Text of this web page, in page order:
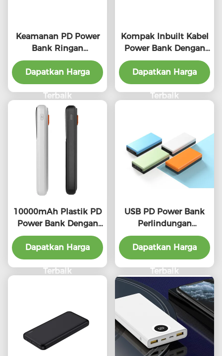
Keamanan PD Power
Bank Ringan
10000mAh Fast
Charging Power Bank
Pengisian
Dapatkan Harga
Terbaik
Kompak Inbuilt Kabel
Power Bank Dengan
LED Indikator
10000mAh Kapasitas
Tinggi
Dapatkan Harga
Terbaik
10000mAh Plastik PD
Power Bank Dengan
Indikator LED
Universal Fast Charge
Dapatkan Harga
Terbaik
USB PD Power Bank
Perlindungan
overcharge 20000mAh
Smartphone Power
Bank
Dapatkan Harga
Terbaik